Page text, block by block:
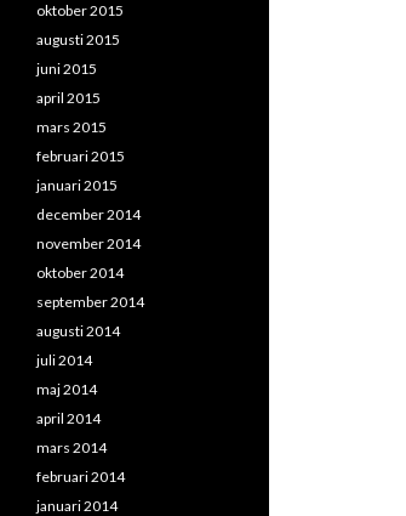
oktober 2015
augusti 2015
juni 2015
april 2015
mars 2015
februari 2015
januari 2015
december 2014
november 2014
oktober 2014
september 2014
augusti 2014
juli 2014
maj 2014
april 2014
mars 2014
februari 2014
januari 2014